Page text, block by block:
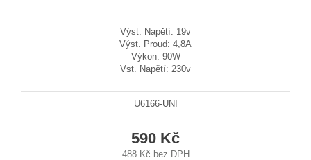
Výst. Napětí: 19v
Výst. Proud: 4,8A
Výkon: 90W
Vst. Napětí: 230v
U6166-UNI
590 Kč
488 Kč bez DPH